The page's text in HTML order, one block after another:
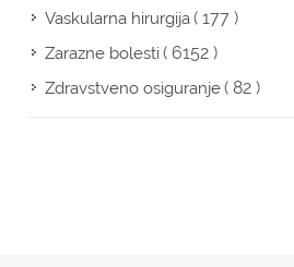
Vaskularna hirurgija( 177 )
Zarazne bolesti( 6152 )
Zdravstveno osiguranje( 82 )